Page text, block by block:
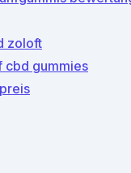
zoloft
cbd gummies